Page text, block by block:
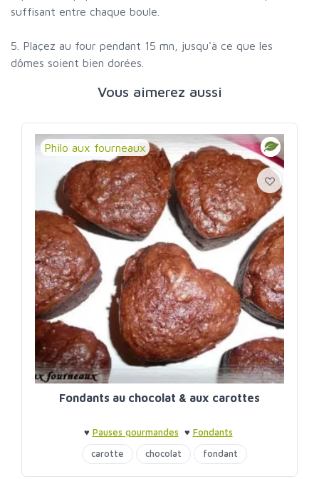
suffisant entre chaque boule.
5. Plaçez au four pendant 15 mn, jusqu'à ce que les
dômes soient bien dorées.
Vous aimerez aussi
Philo aux fourneaux
Fondants au chocolat & aux carottes
♥ Pauses gourmandes ♥ Fondants
carotte
chocolat fondant